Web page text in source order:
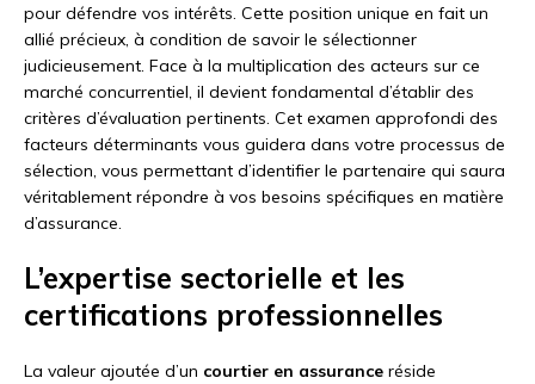
pour défendre vos intérêts. Cette position unique en fait un
allié précieux, à condition de savoir le sélectionner
judicieusement. Face à la multiplication des acteurs sur ce
marché concurrentiel, il devient fondamental d’établir des
critères d’évaluation pertinents. Cet examen approfondi des
facteurs déterminants vous guidera dans votre processus de
sélection, vous permettant d’identifier le partenaire qui saura
véritablement répondre à vos besoins spécifiques en matière
d’assurance.
L’expertise sectorielle et les
certifications professionnelles
La valeur ajoutée d’un courtier en assurance réside